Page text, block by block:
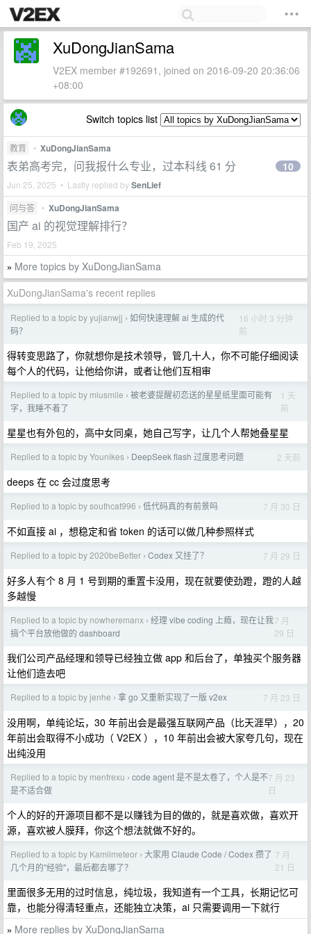
XuDongJianSama
V2EX member #192691, joined on 2016-09-20 20:36:06
+08:00
Switch topics list
教育 • XuDongJianSama
表弟高考完，问我报什么专业，过本科线 61 分
Jun 25, 2025 • Lastly replied bySenLief
10
问与答 • XuDongJianSama
国产 ai 的视觉理解排行？
Feb 19, 2025
» More topics by XuDongJianSama
XuDongJianSama's recent replies
Replied to a topic by yujianwjj › 如何快速理解 ai 生成的代
码？
16 小时 3 分钟
前
得转变思路了，你就想你是技术领导，管几十人，你不可能仔细阅读
每个人的代码，让他给你讲，或者让他们互相审
Replied to a topic by miusmile › 被老婆提醒初恋送的星星纸里面可能有
字，我睡不着了
1 天
前
星星也有外包的，高中女同桌，她自己写字，让几个人帮她叠星星
Replied to a topic by Younikes › DeepSeek flash 过度思考问题 2 天前
deeps 在 cc 会过度思考
Replied to a topic by southcat996 › 低代码真的有前景吗 7 月 30 日
不如直接 ai ，想稳定和省 token 的话可以做几种参照样式
Replied to a topic by 2020beBetter › Codex 又挂了？ 7 月 29 日
好多人有个 8 月 1 号到期的重置卡没用，现在就要使劲蹬，蹬的人越
多越慢
Replied to a topic by nowheremanx › 经理 vibe coding 上瘾，现在让我
搞个平台放他做的 dashboard
7 月
29 日
我们公司产品经理和领导已经独立做 app 和后台了，单独买个服务器
让他们造去吧
Replied to a topic by jenhe › 拿 go 又重新实现了一版 v2ex 7 月 23 日
没用啊，单纯论坛，30 年前出会是最强互联网产品（比天涯早），20
年前出会取得不小成功（ V2EX ），10 年前出会被大家夸几句，现在
出纯没用
Replied to a topic by menfrexu › code agent 是不是太卷了，个人是不
是不适合做
7 月 23
日
个人的好的开源项目都不是以赚钱为目的做的，就是喜欢做，喜欢开
源，喜欢被人膜拜，你这个想法就做不好的。
Replied to a topic by Kamiimeteor › 大家用 Claude Code / Codex 攒了
几个月的"经验"，最后都去哪了？
7 月
21 日
里面很多无用的过时信息，纯垃圾，我知道有一个工具，长期记忆可
靠，也能分得清轻重点，还能独立决策，ai 只需要调用一下就行
» More replies by XuDongJianSama